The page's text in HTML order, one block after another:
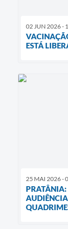
02 JUN 2026 -
ESTÁ
25 MAI 2026 -
PRATÂNIA: